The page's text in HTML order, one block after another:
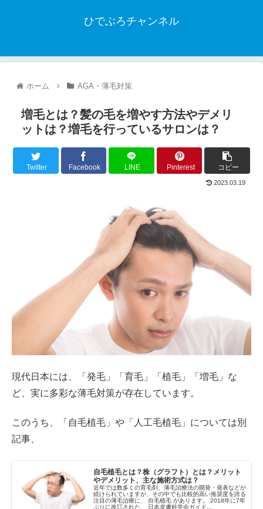
ひでぶろチャンネル
ホーム AGA・薄毛対策
増毛とは？髪の毛を増やす方法やデメリ
ットは？増毛を行っているサロンは？
Twitter Facebook LINE Pinterest コピー
2023.03.19
現代日本には、「発毛」「育毛」「植毛」「増毛」な
ど、実に多彩な薄毛対策が存在しています。
このうち、「自毛植毛」や「人工毛植毛」については別
記事、
自毛植毛とは？株（グラフト）とは？メリット
やデメリット、主な施術方式は？
近年では数多くの育毛剤、薄毛治療法の開発・発表などが
続けられていますが、その中でも比較的高い推奨度を誇る
注目の薄毛治療に、 自毛植毛 があります。 2018年に7年
ぶりに改訂された、 日本皮膚科学会ガイド...